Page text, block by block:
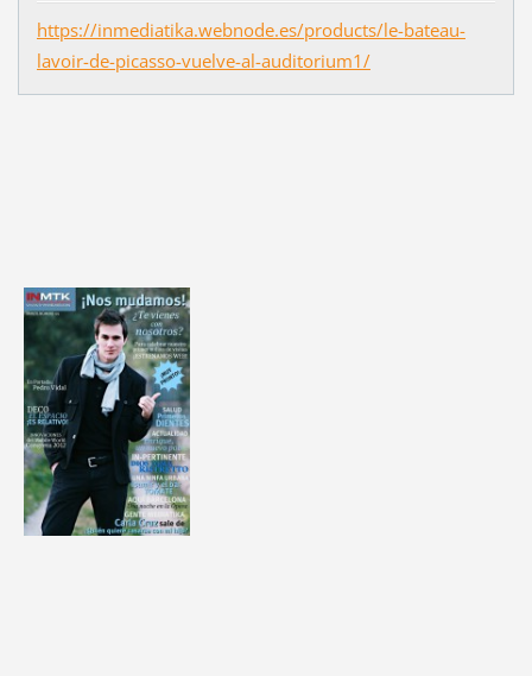
https://inmediatika.webnode.es/products/le-bateau-
lavoir-de-picasso-vuelve-al-auditorium1/